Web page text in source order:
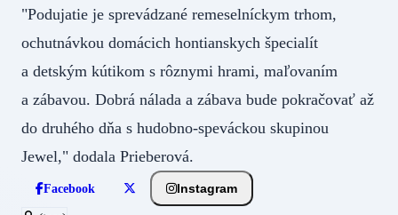
"Podujatie je sprevádzané remeselníckym trhom,
ochutnávkou domácich hontianskych špecialít
a detským kútikom s rôznymi hrami, maľovaním
a zábavou. Dobrá nálada a zábava bude pokračovať až
do druhého dňa s hudobno-speváckou skupinou
Jewel," dodala Prieberová.
Facebook Instagram